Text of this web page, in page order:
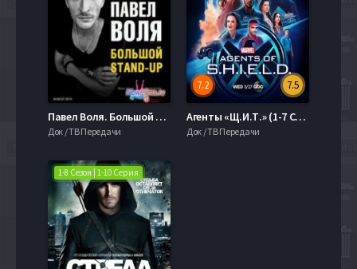
Павел Воля. Большой Stand Up / Концерт в театре эстрады (2013)
Док / ТВ Передачи
7.5
7.2
Агенты «Щ.И.Т.» (1-7 Сезон)
Док / ТВ Передачи
1-8 Сезон | 1-10 Серия